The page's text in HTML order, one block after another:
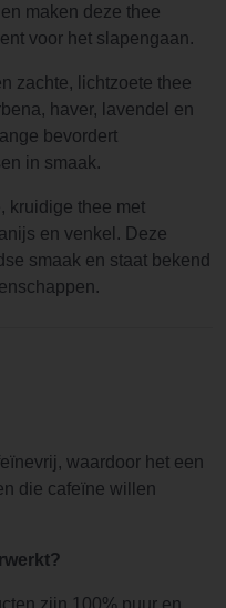
maken deze thee
voor het slapengaan.
zachte, lichtzoete thee
haver, lavendel en
bevordert
in smaak.
kruidige thee met
en venkel. Deze
smaak en staat bekend
waardoor het een
die cafeïne willen